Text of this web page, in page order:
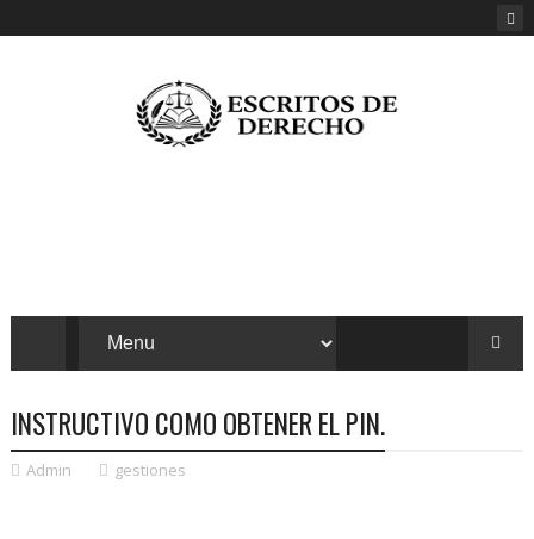
INSTRUCTIVO COMO OBTENER EL PIN.
Admin gestiones